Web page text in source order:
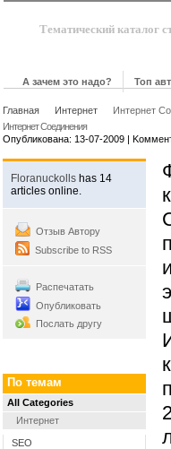
Тематический каталог
А зачем это надо? Топ
Главная Интернет
Интернет
Интернет Соединения
Опубликована: 13-07-2009 |
Floranuckolls has 14
articles online.
Отзыв Автору
Subscribe to RSS
Распечатать
Опубликовать
Послать другу
По темам
All Categories
Интернет
SEO